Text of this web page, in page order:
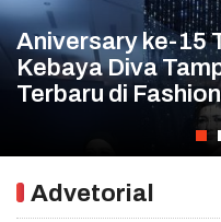
Aniversary ke-15
Kebaya Diva
Terbaru di
Kapolres
Wijatmiko,S.I.K
Hari Anak
Kabupaten
MAHASISWA
MEMPERINGATI
DI DESA LUBUK
PROVINSI RIAU
ABTI Lakukan
Tangan
Advetorial